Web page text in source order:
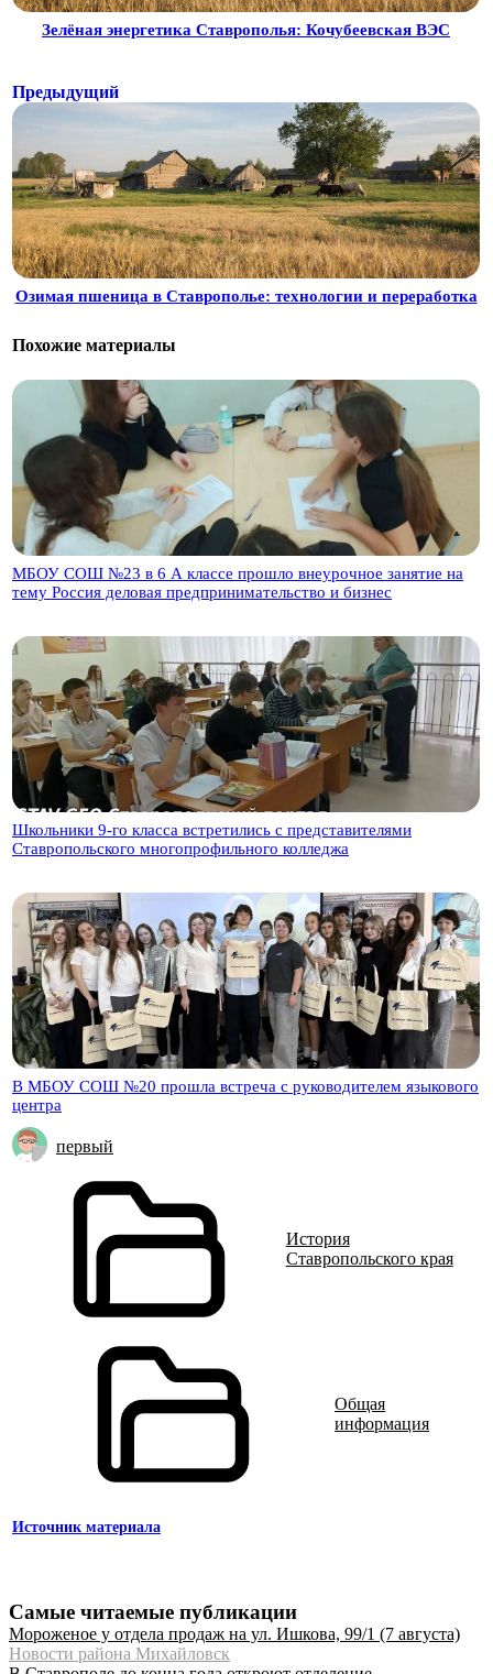
Зелёная энергетика Ставрополья: Кочубеевская ВЭС
Предыдущий
Озимая пшеница в Ставрополье: технологии и переработка
Похожие материалы
МБОУ СОШ №23 в 6 А классе прошло внеурочное занятие на
тему Россия деловая предпринимательство и бизнес
Школьники 9-го класса встретились с представителями
Ставропольского многопрофильного колледжа
В МБОУ СОШ №20 прошла встреча с руководителем языкового
центра
первый
История
Ставропольского края
Общая
информация
Источник материала
Самые читаемые публикации
Мороженое у отдела продаж на ул. Ишкова, 99/1 (7 августа)
Новости района Михайловск